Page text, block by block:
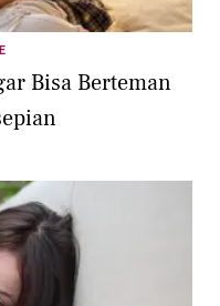
Bisa Berteman